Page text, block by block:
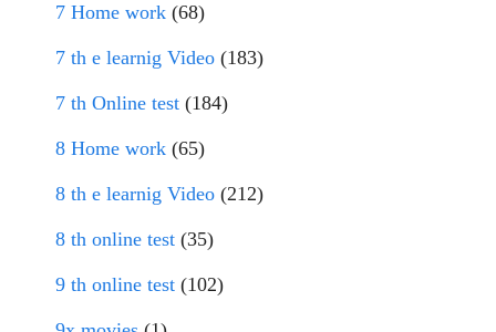
7 Home work (68)
7 th e learnig Video (183)
7 th Online test (184)
8 Home work (65)
8 th e learnig Video (212)
8 th online test (35)
9 th online test (102)